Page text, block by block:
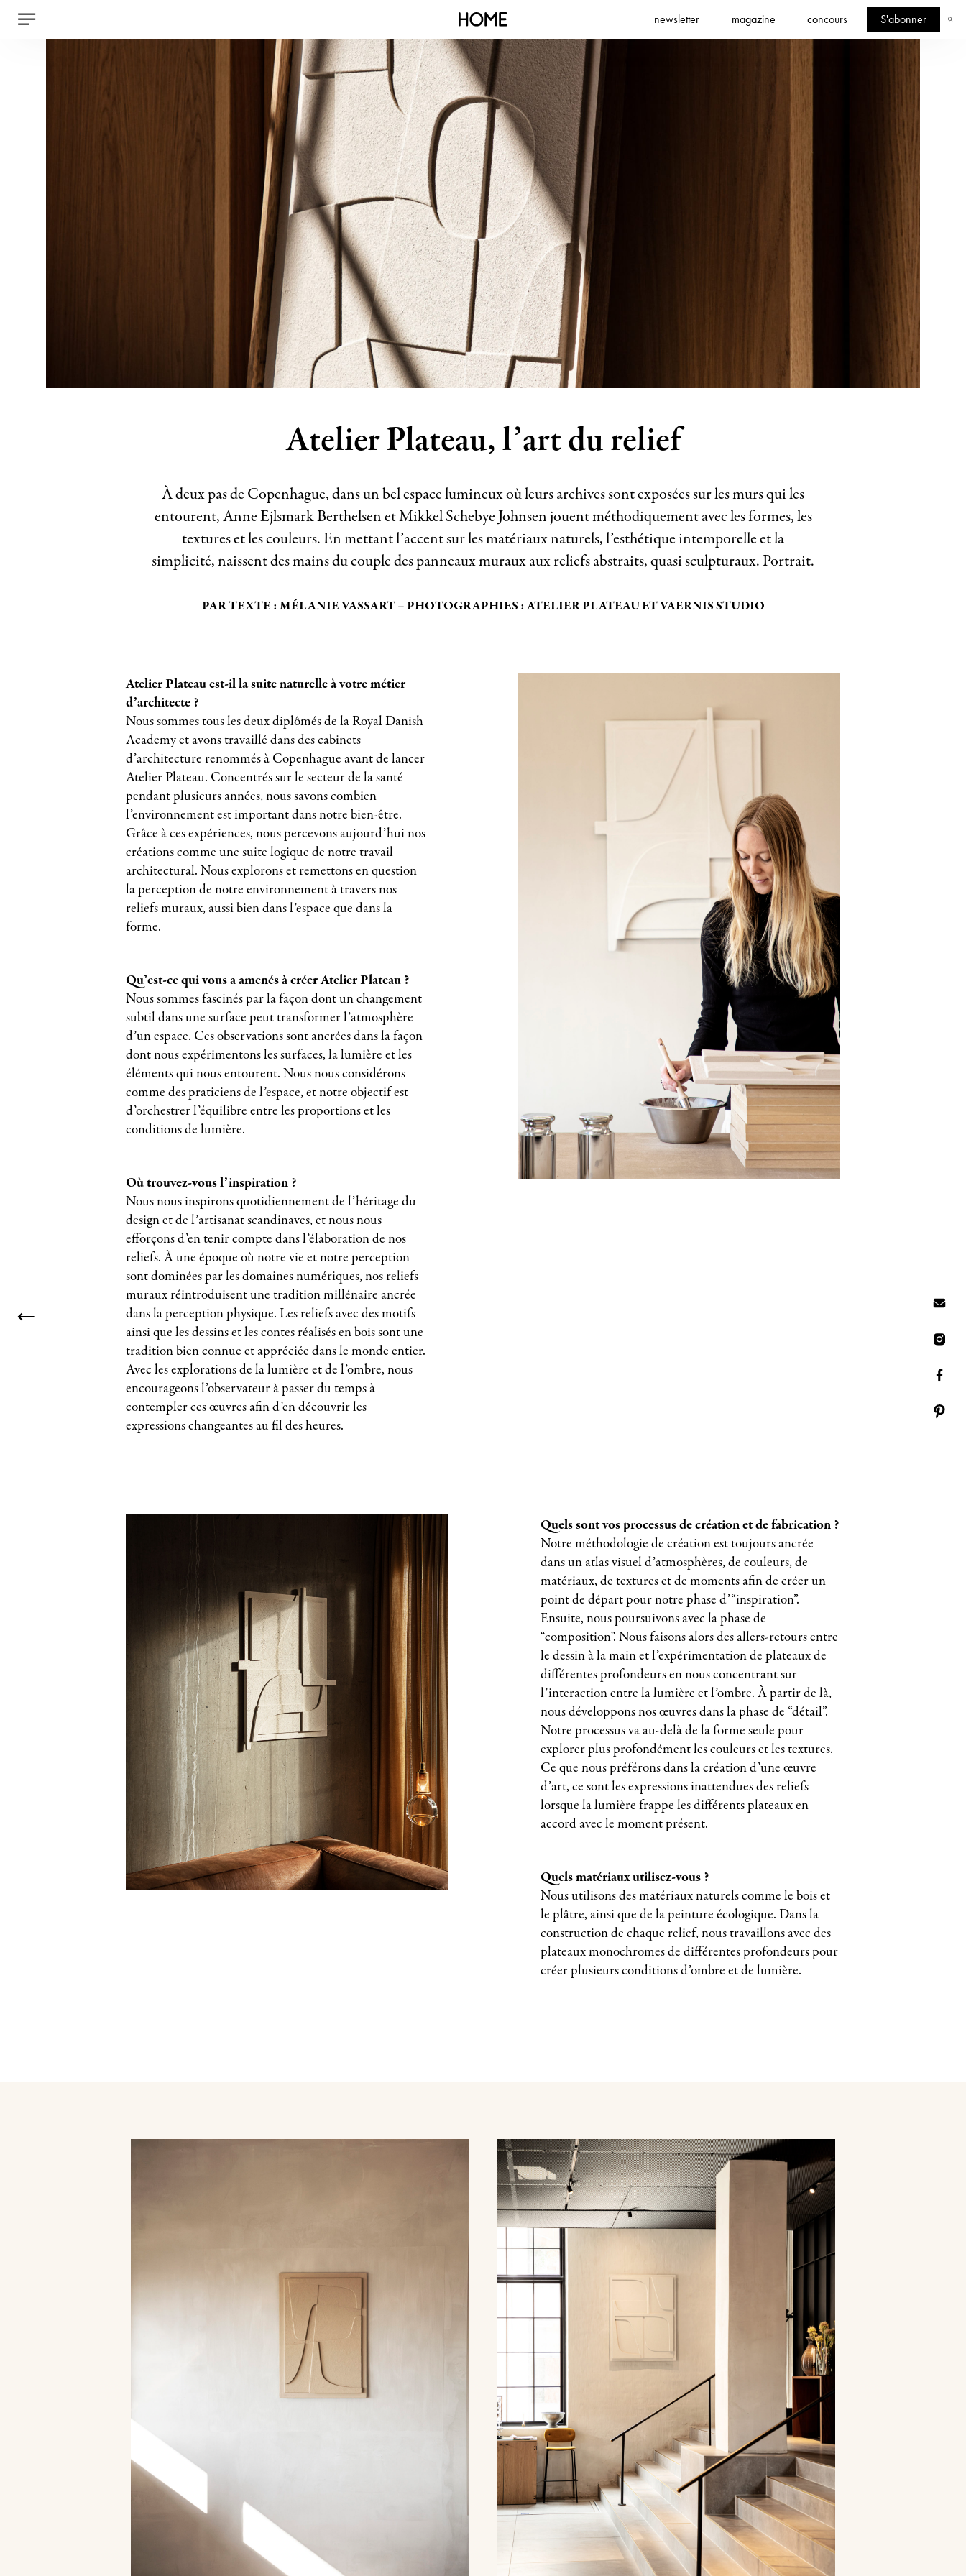
newsletter magazine concours S'abonner
Atelier Plateau, l’art du relief
À deux pas de Copenhague, dans un bel espace lumineux où leurs archives sont exposées sur les murs qui les
entourent, Anne Ejlsmark Berthelsen et Mikkel Schebye Johnsen jouent méthodiquement avec les formes, les
textures et les couleurs. En mettant l’accent sur les matériaux naturels, l’esthétique intemporelle et la
simplicité, naissent des mains du couple des panneaux muraux aux reliefs abstraits, quasi sculpturaux. Portrait.
PAR TEXTE : MÉLANIE VASSART – PHOTOGRAPHIES : ATELIER PLATEAU ET VAERNIS STUDIO
Atelier Plateau est-il la suite naturelle à votre métier
d’architecte ?
Nous sommes tous les deux diplômés de la Royal Danish
Academy et avons travaillé dans des cabinets
d’architecture renommés à Copenhague avant de lancer
Atelier Plateau. Concentrés sur le secteur de la santé
pendant plusieurs années, nous savons combien
l’environnement est important dans notre bien-être.
Grâce à ces expériences, nous percevons aujourd’hui nos
créations comme une suite logique de notre travail
architectural. Nous explorons et remettons en question
la perception de notre environnement à travers nos
reliefs muraux, aussi bien dans l’espace que dans la
forme.
Qu’est-ce qui vous a amenés à créer Atelier Plateau ?
Nous sommes fascinés par la façon dont un changement
subtil dans une surface peut transformer l’atmosphère
d’un espace. Ces observations sont ancrées dans la façon
dont nous expérimentons les surfaces, la lumière et les
éléments qui nous entourent. Nous nous considérons
comme des praticiens de l’espace, et notre objectif est
d’orchestrer l’équilibre entre les proportions et les
conditions de lumière.
Où trouvez-vous l’inspiration ?
Nous nous inspirons quotidiennement de l’héritage du
design et de l’artisanat scandinaves, et nous nous
efforçons d’en tenir compte dans l’élaboration de nos
reliefs. À une époque où notre vie et notre perception
sont dominées par les domaines numériques, nos reliefs
muraux réintroduisent une tradition millénaire ancrée
dans la perception physique. Les reliefs avec des motifs
ainsi que les dessins et les contes réalisés en bois sont une
tradition bien connue et appréciée dans le monde entier.
Avec les explorations de la lumière et de l’ombre, nous
encourageons l’observateur à passer du temps à
contempler ces œuvres afin d’en découvrir les
expressions changeantes au fil des heures.
Quels sont vos processus de création et de fabrication ?
Notre méthodologie de création est toujours ancrée
dans un atlas visuel d’atmosphères, de couleurs, de
matériaux, de textures et de moments afin de créer un
point de départ pour notre phase d’“inspiration”.
Ensuite, nous poursuivons avec la phase de
“composition”. Nous faisons alors des allers-retours entre
le dessin à la main et l’expérimentation de plateaux de
différentes profondeurs en nous concentrant sur
l’interaction entre la lumière et l’ombre. À partir de là,
nous développons nos œuvres dans la phase de “détail”.
Notre processus va au-delà de la forme seule pour
explorer plus profondément les couleurs et les textures.
Ce que nous préférons dans la création d’une œuvre
d’art, ce sont les expressions inattendues des reliefs
lorsque la lumière frappe les différents plateaux en
accord avec le moment présent.
Quels matériaux utilisez-vous ?
Nous utilisons des matériaux naturels comme le bois et
le plâtre, ainsi que de la peinture écologique. Dans la
construction de chaque relief, nous travaillons avec des
plateaux monochromes de différentes profondeurs pour
créer plusieurs conditions d’ombre et de lumière.